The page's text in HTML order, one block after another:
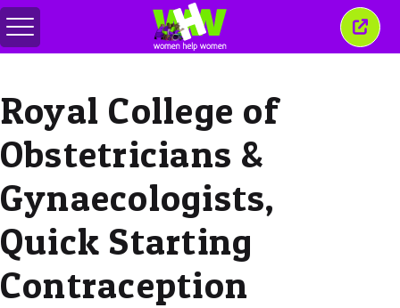
Comută
meniul
Royal College of
Obstetricians &
Gynaecologists,
Quick Starting
Contraception